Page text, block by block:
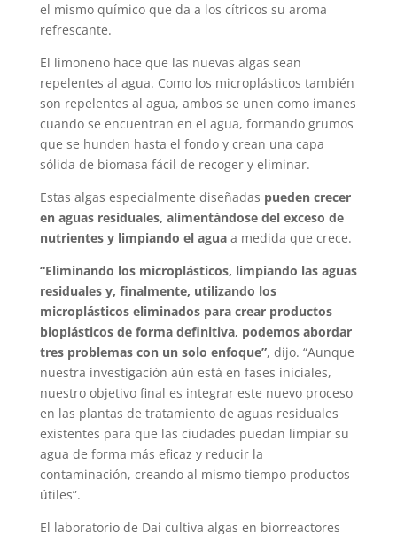
el mismo químico que da a los cítricos su aroma
refrescante.
El limoneno hace que las nuevas algas sean
repelentes al agua. Como los microplásticos también
son repelentes al agua, ambos se unen como imanes
cuando se encuentran en el agua, formando grumos
que se hunden hasta el fondo y crean una capa
sólida de biomasa fácil de recoger y eliminar.
Estas algas especialmente diseñadas pueden crecer
en aguas residuales, alimentándose del exceso de
nutrientes y limpiando el aguaa medida que crece.
“Eliminando los microplásticos, limpiando las aguas
residuales y, finalmente, utilizando los
microplásticos eliminados para crear productos
bioplásticos de forma definitiva, podemos abordar
tres problemas con un solo enfoque”, dijo. “Aunque
nuestra investigación aún está en fases iniciales,
nuestro objetivo final es integrar este nuevo proceso
en las plantas de tratamiento de aguas residuales
existentes para que las ciudades puedan limpiar su
agua de forma más eficaz y reducir la
contaminación, creando al mismo tiempo productos
útiles”.
El laboratorio de Dai cultiva algas en biorreactores